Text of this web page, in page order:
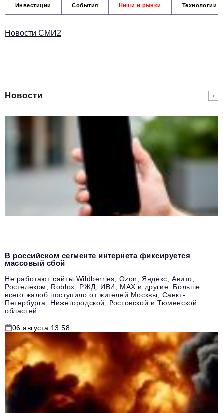
Инвестиции События Ниши и рынки Технологии
Новости СМИ2
Новости
В российском сегменте интернета фиксируется
массовый сбой
Не работают сайты Wildberries, Ozon, Яндекс, Авито,
Ростелеком, Roblox, РЖД, ИВИ, MAX и другие. Больше
всего жалоб поступило от жителей Москвы, Санкт-
Петербурга, Нижегородской, Ростовской и Тюменской
областей.
06 августа 13:58